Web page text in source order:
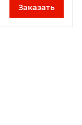
Заказать